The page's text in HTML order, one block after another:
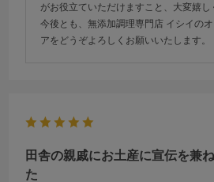
がお役立ていただけますこと、大変嬉し
今後とも、無添加調理専門店 イシイの
アをどうぞよろしくお願いいたします。
田舎の親戚にお土産に宣伝を兼
た